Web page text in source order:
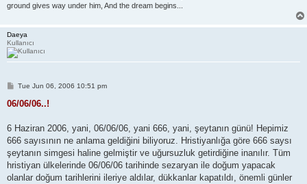
ground gives way under him, And the dream begins...
Daeya
Kullanıcı
P
s
Tue Jun 06, 2006 10:51 pm
06/06/06..!
6 Haziran 2006, yani, 06/06/06, yani 666, yani, şeytanın günü! Hepimiz
666 sayısının ne anlama geldiğini biliyoruz. Hristiyanlığa göre 666 saysı
şeytanın simgesi haline gelmiştir ve uğursuzluk getirdiğine inanılır. Tüm
hristiyan ülkelerinde 06/06/06 tarihinde sezaryan ile doğum yapacak
olanlar doğum tarihlerini ileriye aldılar, dükkanlar kapatıldı, önemli günler